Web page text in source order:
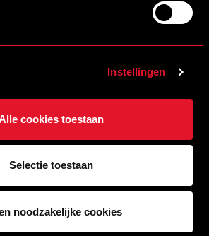
Instellingen
cookies toestaan
Selectie toestaan
noodzakelijke cookies
HELMOND SPORT |
SLABBETJE JONGEN –
BABY